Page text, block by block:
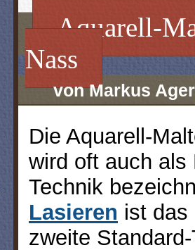
Aquarell-
Nass
von Markus
Die Aquarell-
wird oft auch als
Technik
Lasieren ist das
zweite